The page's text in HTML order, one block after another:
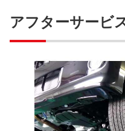
アフターサービ